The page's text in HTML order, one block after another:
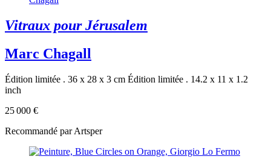
Vitraux pour Jérusalem
Marc Chagall
Édition limitée . 36 x 28 x 3 cm Édition limitée . 14.2 x 11 x 1.2
inch
25 000 €
Recommandé par Artsper